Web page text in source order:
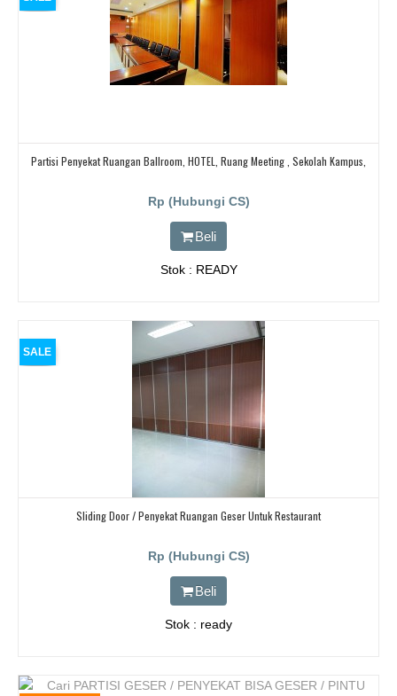
Partisi Penyekat Ruangan Ballroom, HOTEL, Ruang Meeting , Sekolah Kampus,
Rp (Hubungi CS)
Beli
Stok : READY
SALE
Sliding Door / Penyekat Ruangan Geser Untuk Restaurant
Rp (Hubungi CS)
Beli
Stok : ready